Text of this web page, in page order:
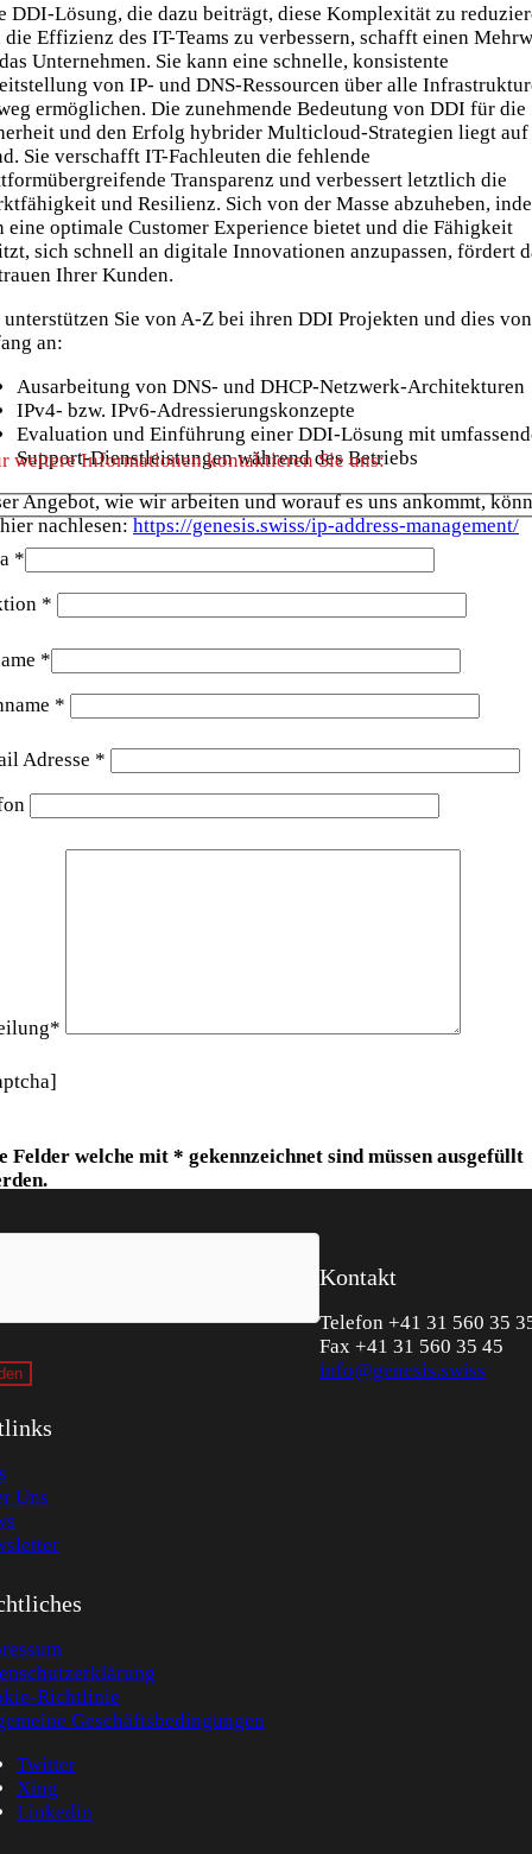
DDI-Lösung, die dazu beiträgt, diese Komplexität zu
die Effizienz des IT-Teams zu verbessern, schafft einen
Unternehmen. Sie kann eine schnelle, konsistente
von IP- und DNS-Ressourcen über alle
ermöglichen. Die zunehmende Bedeutung von DDI für die
und den Erfolg hybrider Multicloud-Strategien liegt auf
Sie verschafft IT-Fachleuten die fehlende
Transparenz und verbessert letztlich die
und Resilienz. Sich von der Masse abzuheben,
eine optimale Customer Experience bietet und die Fähigkeit
sich schnell an digitale Innovationen anzupassen, fördert
Ihrer Kunden.
Sie von A-Z bei ihren DDI Projekten und dies von
an:
Ausarbeitung von DNS- und DHCP-Netzwerk-Architekturen
IPv4- bzw. IPv6-Adressierungskonzepte
Evaluation und Einführung einer DDI-Lösung mit
Support-Dienstleistungen während des Betriebs
Angebot, wie wir arbeiten und worauf es uns ankommt,
nachlesen:https://genesis.swiss/ip-address-management/
weitere Informationen kontaktieren Sie uns:
*
*
*
*
Adresse *
Felder welche mit * gekennzeichnet sind müssen ausgefüllt
Kontakt
Telefon +41 31 560 35
Fax +41 31 560 35 45
info@genesis.swiss
Uns
Richtlinie
Geschäftsbedingungen
Twitter
Xing
Linkedin